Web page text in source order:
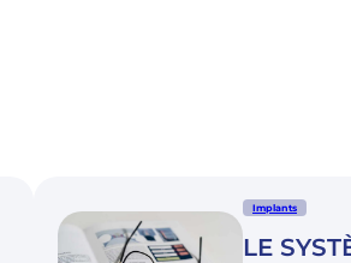
Implants
LE